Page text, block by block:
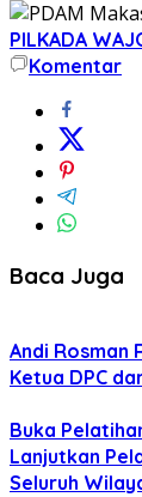
PILKADA
Komentar
Baca Juga
Andi Rosman
Ketua DPC
Buka
Lanjutkan
Seluruh